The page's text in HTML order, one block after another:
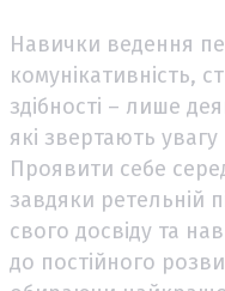
Навички ведення
комунікативність,
здібності – лише
які звертають
Проявити себе
завдяки ретельній
свого досвіду та
до постійного